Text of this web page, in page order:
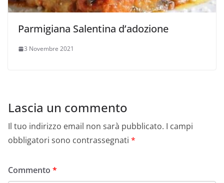
Parmigiana Salentina d’adozione
3 Novembre 2021
Lascia un commento
Il tuo indirizzo email non sarà pubblicato. I campi
obbligatori sono contrassegnati *
Commento *